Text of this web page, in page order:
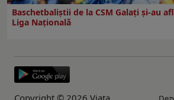
Baschetbaliștii de la CSM Galați și-au
Liga Națională
Copyright © 2026 Viaţa